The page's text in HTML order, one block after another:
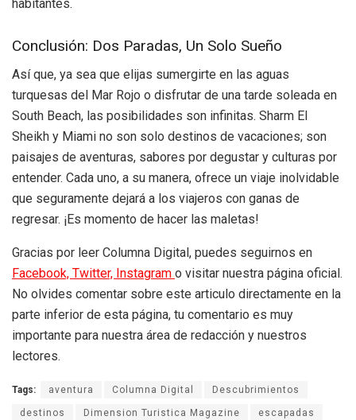
habitantes.
Conclusión: Dos Paradas, Un Solo Sueño
Así que, ya sea que elijas sumergirte en las aguas
turquesas del Mar Rojo o disfrutar de una tarde soleada en
South Beach, las posibilidades son infinitas. Sharm El
Sheikh y Miami no son solo destinos de vacaciones; son
paisajes de aventuras, sabores por degustar y culturas por
entender. Cada uno, a su manera, ofrece un viaje inolvidable
que seguramente dejará a los viajeros con ganas de
regresar. ¡Es momento de hacer las maletas!
Gracias por leer Columna Digital, puedes seguirnos en
Facebook, Twitter, Instagram o visitar nuestra página oficial.
No olvides comentar sobre este articulo directamente en la
parte inferior de esta página, tu comentario es muy
importante para nuestra área de redacción y nuestros
lectores.
Tags: aventura Columna Digital Descubrimientos
destinos Dimension Turistica Magazine escapadas